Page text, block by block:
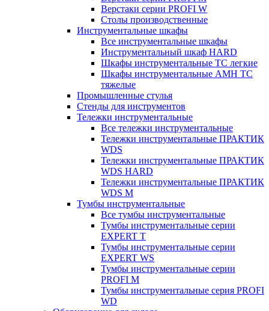
Верстаки серии PROFI W
Столы производственные
Инструментальные шкафы
Все инструментальные шкафы
Инструментальный шкаф HARD
Шкафы инструментальные ТС легкие
Шкафы инструментальные AMH TC
тяжелые
Промышленные стулья
Стенды для инструментов
Тележки инструментальные
Все тележки инструментальные
Тележки инструментальные ПРАКТИК
WDS
Тележки инструментальные ПРАКТИК
WDS HARD
Тележки инструментальные ПРАКТИК
WDS M
Тумбы инструментальные
Все тумбы инструментальные
Тумбы инструментальные серии
EXPERT T
Тумбы инструментальные серии
EXPERT WS
Тумбы инструментальные серии
PROFI M
Тумбы инструментальные серия PROFI
WD